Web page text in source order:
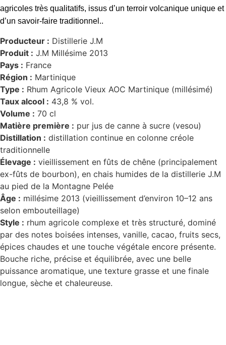
agricoles très qualitatifs, issus d’un terroir volcanique unique et
d’un savoir-faire traditionnel..
Producteur : Distillerie J.M
Produit : J.M Millésime 2013
Pays : France
Région : Martinique
Type : Rhum Agricole Vieux AOC Martinique (millésimé)
Taux alcool : 43,8 % vol.
Volume : 70 cl
Matière première : pur jus de canne à sucre (vesou)
Distillation : distillation continue en colonne créole
traditionnelle
Élevage : vieillissement en fûts de chêne (principalement
ex-fûts de bourbon), en chais humides de la distillerie J.M
au pied de la Montagne Pelée
Âge : millésime 2013 (vieillissement d’environ 10–12 ans
selon embouteillage)
Style : rhum agricole complexe et très structuré, dominé
par des notes boisées intenses, vanille, cacao, fruits secs,
épices chaudes et une touche végétale encore présente.
Bouche riche, précise et équilibrée, avec une belle
puissance aromatique, une texture grasse et une finale
longue, sèche et chaleureuse.